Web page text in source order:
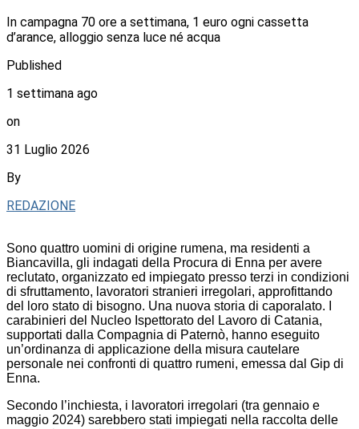
In campagna 70 ore a settimana, 1 euro ogni cassetta
d’arance, alloggio senza luce né acqua
Published
1 settimana ago
on
31 Luglio 2026
By
REDAZIONE
Sono quattro uomini di origine rumena, ma residenti a
Biancavilla, gli indagati della Procura di Enna per avere
reclutato, organizzato ed impiegato presso terzi in condizioni
di sfruttamento, lavoratori stranieri irregolari, approfittando
del loro stato di bisogno. Una nuova storia di caporalato. I
carabinieri del Nucleo Ispettorato del Lavoro di Catania,
supportati dalla Compagnia di Paternò, hanno eseguito
un’ordinanza di applicazione della misura cautelare
personale nei confronti di quattro rumeni, emessa dal Gip di
Enna.
Secondo l’inchiesta, i lavoratori irregolari (tra gennaio e
maggio 2024) sarebbero stati impiegati nella raccolta delle